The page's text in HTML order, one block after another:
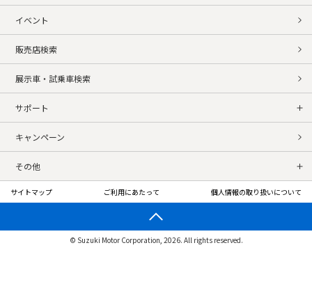
イベント
販売店検索
展示車・試乗車検索
サポート
キャンペーン
その他
サイトマップ ご利用にあたって 個人情報の取り扱いについて
© Suzuki Motor Corporation, 2026. All rights reserved.